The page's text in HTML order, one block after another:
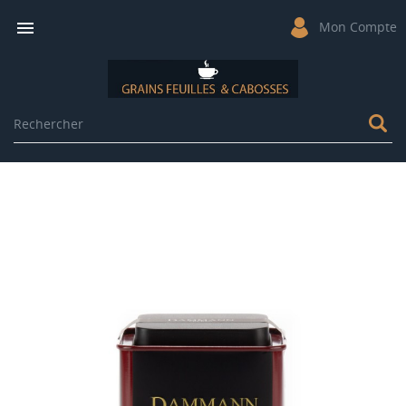
 Mon Compte